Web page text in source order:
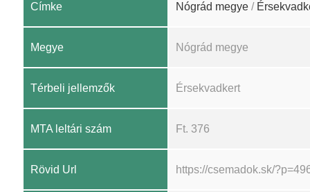
Címke Nógrád megye /
Megye Nógrád megye
Térbeli jellemzők Érsekvadkert
MTA leltári szám Ft. 376
Rövid Url https://csemadok.sk/